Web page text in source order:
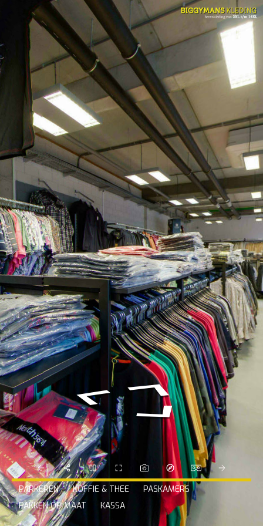
PARKEREN KOFFIE & THEE
PASKAMERS
PAKKEN OP MAAT
KASSA